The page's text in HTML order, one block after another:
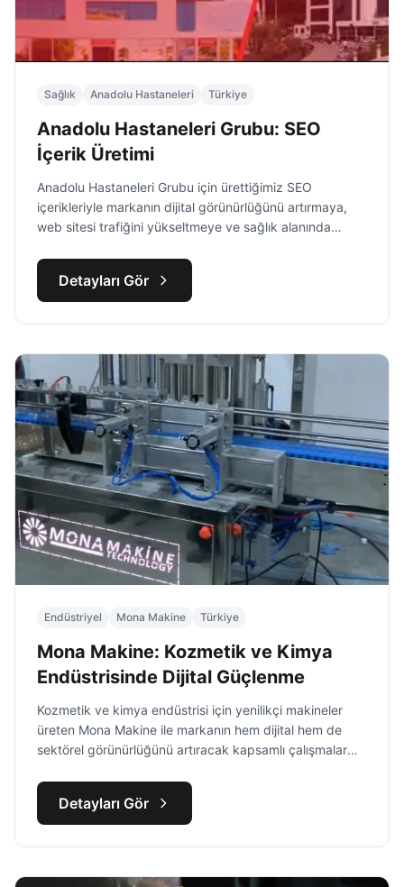
Sağlık Anadolu Hastaneleri Türkiye
Anadolu Hastaneleri Grubu: SEO
İçerik Üretimi
Anadolu Hastaneleri Grubu için ürettiğimiz SEO
içerikleriyle markanın dijital görünürlüğünü artırmaya,
web sitesi trafiğini yükseltmeye ve sağlık alanında
sağladık.
Detayları Gör
Endüstriyel Mona Makine Türkiye
Mona Makine: Kozmetik ve Kimya
Endüstrisinde Dijital Güçlenme
Kozmetik ve kimya endüstrisi için yenilikçi makineler
üreten Mona Makine ile markanın hem dijital hem de
sektörel görünürlüğünü artıracak kapsamlı çalışmalar
Detayları Gör